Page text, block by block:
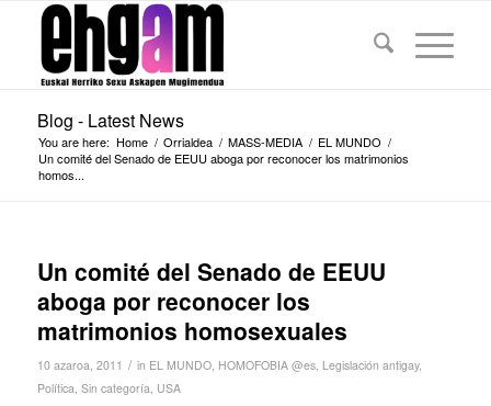
Blog - Latest News
You are here: Home / Orrialdea / MASS-MEDIA / EL MUNDO /
Un comité del Senado de EEUU aboga por reconocer los matrimonios
homos...
Un comité del Senado de EEUU
aboga por reconocer los
matrimonios homosexuales
10 azaroa, 2011 / in EL MUNDO, HOMOFOBIA @es, Legislación antigay,
Política, Sin categoría, USA